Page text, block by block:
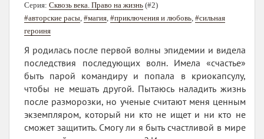
Серия: Сквозь века. Право на жизнь (#2)
#авторские расы, #магия, #приключения и любовь, #сильная
героиня
Я родилась после первой волны эпидемии и видела
последствия последующих волн. Имела «счастье»
быть парой командиру и попала в криокапсулу,
чтобы не мешать другой. Пытаюсь наладить жизнь
после разморозки, но ученые считают меня ценным
экземпляром, который ни кто не ищет и ни кто не
сможет защитить. Смогу ли я быть счастливой в мире